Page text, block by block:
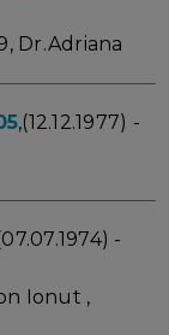
Dr.Adriana
,(12.12.1977) -
-
Ionut ,